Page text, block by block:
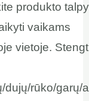
produkto
vaikams
vietoje.
dujų/rūko/garų/